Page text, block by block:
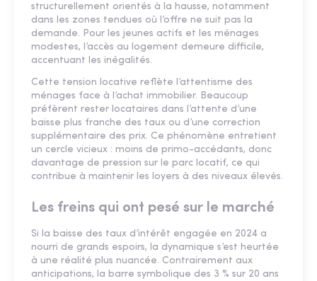
structurellement orientés à la hausse, notamment
dans les zones tendues où l’offre ne suit pas la
demande. Pour les jeunes actifs et les ménages
modestes, l’accès au logement demeure difficile,
accentuant les inégalités.
Cette tension locative reflète l’attentisme des
ménages face à l’achat immobilier. Beaucoup
préfèrent rester locataires dans l’attente d’une
baisse plus franche des taux ou d’une correction
supplémentaire des prix. Ce phénomène entretient
un cercle vicieux : moins de primo-accédants, donc
davantage de pression sur le parc locatif, ce qui
contribue à maintenir les loyers à des niveaux élevés.
Les freins qui ont pesé sur le marché
Si la baisse des taux d’intérêt engagée en 2024 a
nourri de grands espoirs, la dynamique s’est heurtée
à une réalité plus nuancée. Contrairement aux
anticipations, la barre symbolique des 3 % sur 20 ans